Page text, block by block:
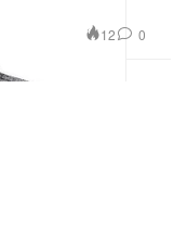
12 0